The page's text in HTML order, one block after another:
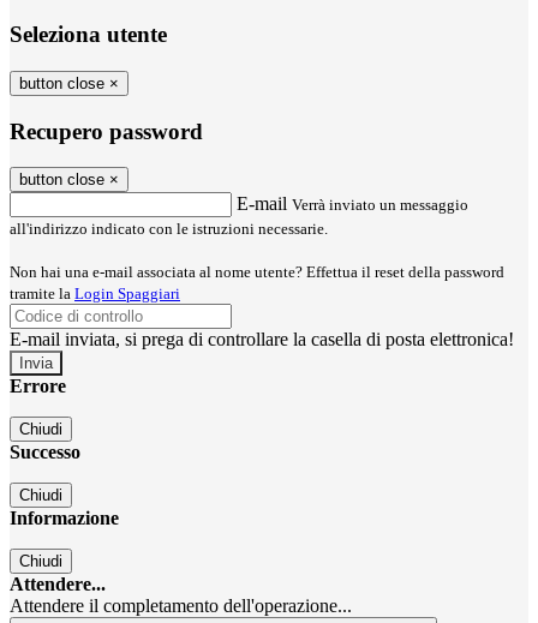
Seleziona utente
button close ×
Recupero password
button close ×
E-mail Verrà inviato un messaggio
all'indirizzo indicato con le istruzioni necessarie.
Non hai una e-mail associata al nome utente? Effettua il reset della password
tramite la Login Spaggiari
E-mail inviata, si prega di controllare la casella di posta elettronica!
Errore
Chiudi
Successo
Chiudi
Informazione
Chiudi
Attendere...
Attendere il completamento dell'operazione...